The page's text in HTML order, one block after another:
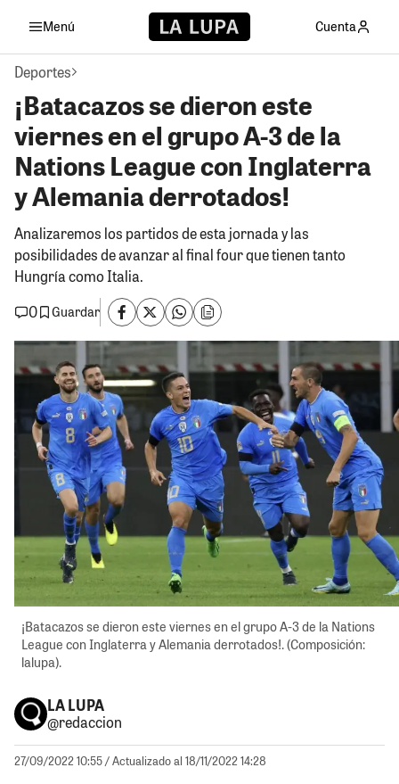
Menú Cuenta
Deportes
¡Batacazos se dieron este
viernes en el grupo A-3 de la
Nations League con Inglaterra
y Alemania derrotados!
Analizaremos los partidos de esta jornada y las
posibilidades de avanzar al final four que tienen tanto
Hungría como Italia.
0
Guardar
¡Batacazos se dieron este viernes en el grupo A-3 de la Nations
League con Inglaterra y Alemania derrotados!. (Composición:
lalupa).
LA LUPA
@redaccion
27/09/2022 10:55/ Actualizado al 18/11/2022 14:28